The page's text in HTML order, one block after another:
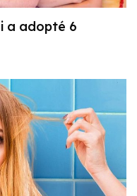
a adopté 6